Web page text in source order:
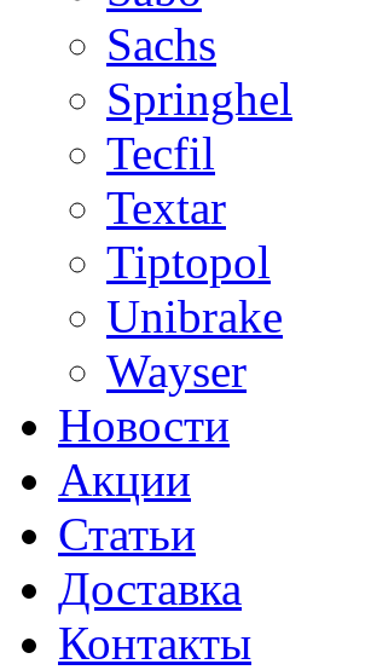
Sachs
Springhel
Tecfil
Textar
Tiptopol
Unibrake
Wayser
Новости
Акции
Статьи
Доставка
Контакты